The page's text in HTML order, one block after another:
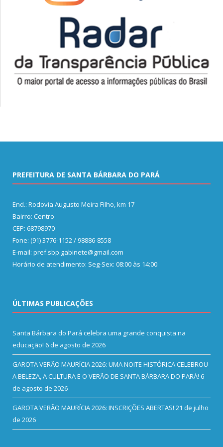
PREFEITURA DE SANTA BÁRBARA DO PARÁ
End.: Rodovia Augusto Meira Filho, km 17
Bairro: Centro
CEP: 68798970
Fone: (91) 3776-1152 / 98886-8558
E-mail: pref.sbp.gabinete@gmail.com
Horário de atendimento: Seg-Sex: 08:00 às 14:00
ÚLTIMAS PUBLICAÇÕES
Santa Bárbara do Pará celebra uma grande conquista na
educação! 6 de agosto de 2026
GAROTA VERÃO MAURÍCIA 2026: UMA NOITE HISTÓRICA CELEBROU
A BELEZA, A CULTURA E O VERÃO DE SANTA BÁRBARA DO PARÁ! 6
de agosto de 2026
GAROTA VERÃO MAURÍCIA 2026: INSCRIÇÕES ABERTAS! 21 de julho
de 2026